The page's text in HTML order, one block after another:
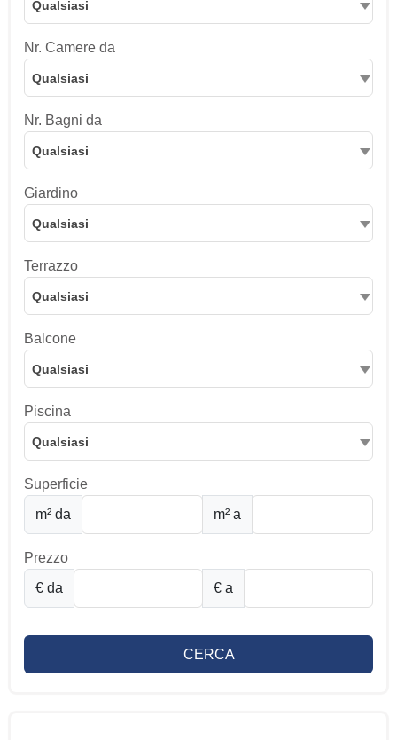
Qualsiasi
Nr. Camere da
Qualsiasi
Nr. Bagni da
Qualsiasi
Giardino
Qualsiasi
Terrazzo
Qualsiasi
Balcone
Qualsiasi
Piscina
Qualsiasi
Superficie
m² da
m² a
Prezzo
€ da
€ a
CERCA